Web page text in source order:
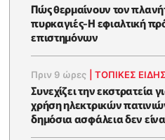
Πώς θερμαίνουν τον
πυρκαγιές-Η εφιαλτική
επιστημόνων
Πριν 9 ώρες |ΤΟΠΙΚΕΣ
Συνεχίζει την εκστρατεία
χρήση ηλεκτρικών
δημόσια ασφάλεια δεν